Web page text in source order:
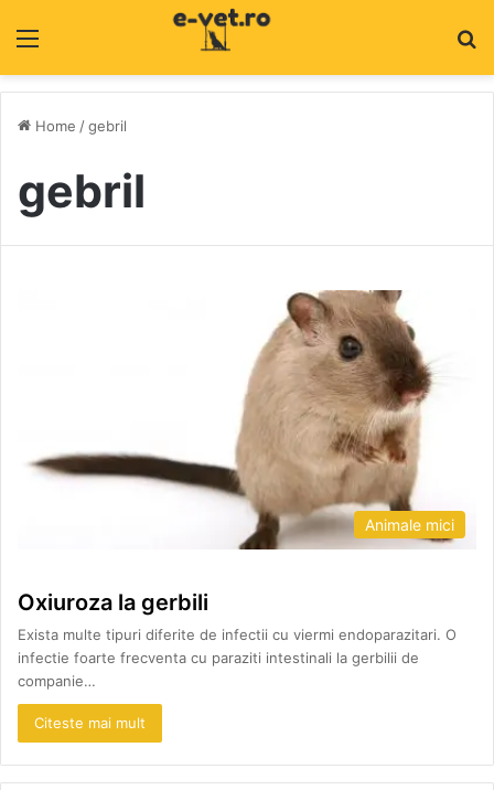
Home /gebril
gebril
Animale mici
Oxiuroza la gerbili
Exista multe tipuri diferite de infectii cu viermi endoparazitari. O
infectie foarte frecventa cu paraziti intestinali la gerbilii de
companie…
Citeste mai mult